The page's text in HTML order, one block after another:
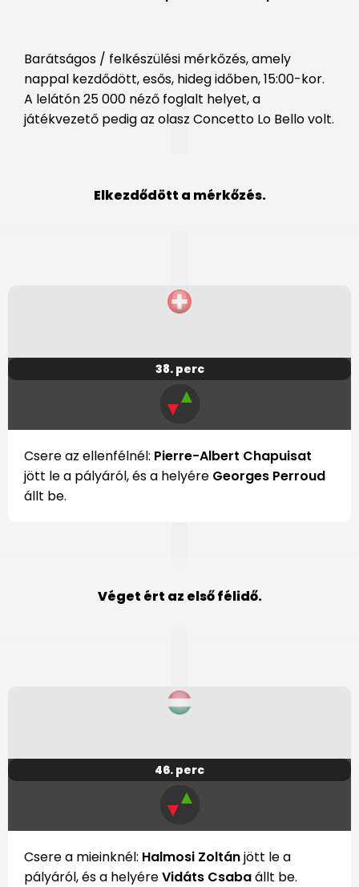
Barátságos / felkészülési mérkőzés, amely
nappal kezdődött, esős, hideg időben, 15:00-kor.
A lelátón 25 000 néző foglalt helyet, a
játékvezető pedig az olasz Concetto Lo Bello volt.
Elkezdődött a mérkőzés.
38. perc
▼▲
Csere az ellenfélnél: Pierre-Albert Chapuisat
jött le a pályáról, és a helyére Georges Perroud
állt be.
Véget ért az első félidő.
46. perc
▼▲
Csere a mieinknél: Halmosi Zoltánjött le a
pályáról, és a helyéreVidáts Csabaállt be.